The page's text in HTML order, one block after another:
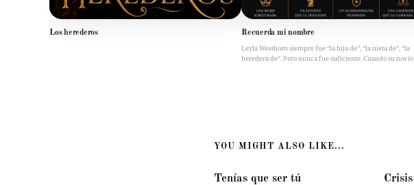
Los herederos Recuerda mi nombre
Leyla Westborn siempre fue “la hija de”, “la nieta de”, “la
heredera de”. Pero nunca fue suficiente. Cuando su novio
YOU MIGHT ALSO LIKE...
Tenías que ser tú Crisis